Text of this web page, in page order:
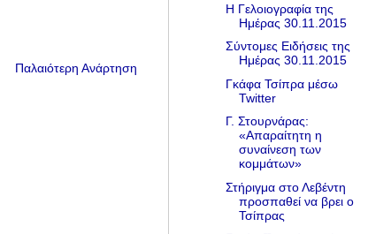
Παλαιότερη Ανάρτηση
Η Γελοιογραφία της
Ημέρας 30.11.2015
Σύντομες Ειδήσεις της
Ημέρας 30.11.2015
Γκάφα Τσίπρα μέσω
Twitter
Γ. Στουρνάρας:
«Απαραίτητη η
συναίνεση των
κομμάτων»
Στήριγμα στο Λεβέντη
προσπαθεί να βρει ο
Τσίπρας